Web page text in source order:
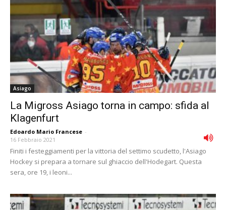
Asiago
La Migross Asiago torna in campo: sfida al
Klagenfurt
Edoardo Mario Francese -
16 Febbraio 2021
Finiti i festeggiamenti per la vittoria del settimo scudetto, l'Asiago
Hockey si prepara a tornare sul ghiaccio dell'Hodegart. Questa
sera, ore 19, i leoni...